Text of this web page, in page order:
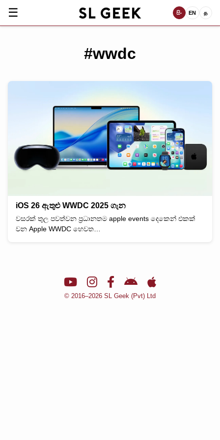
☰ සිං EN த
#wwdc
iOS 26 ඇතුළු WWDC 2025 ගැන
වසරක් තුල පවත්වන ප්‍රධානතම apple events දෙකෙන් එකක්
වන Apple WWDC හෙවත…
© 2016–2026 SL Geek (Pvt) Ltd